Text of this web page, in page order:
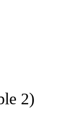
2)